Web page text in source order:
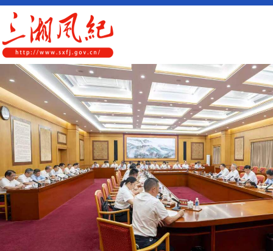
领导机构 工作程序
党内法规 国家法律
监督曝光 信访举报
执纪审查 党纪政务处分
廉润湖湘 湖湘好家风
资料库